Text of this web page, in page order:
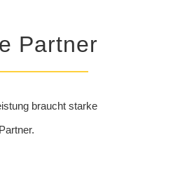
Partner
braucht starke
Partner.